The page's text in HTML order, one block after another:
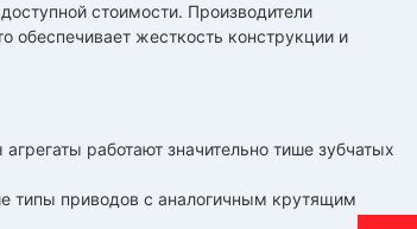
стоимости. Производители
обеспечивает жесткость конструкции и
работают значительно тише зубчатых
типы приводов с аналогичным крутящим